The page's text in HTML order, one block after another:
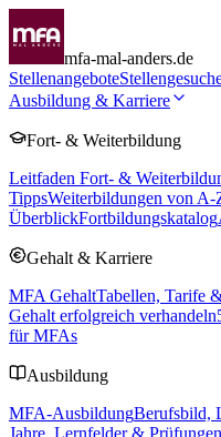
mfa-mal-anders.de
Stellenangebote
Ausbildung & Karriere
Fort- & Weiterbildung
Leitfaden Fort- &
TippsWeiterbildungen von A-
ÜberblickFortbildungskatalog
Gehalt & Karriere
MFA GehaltTabellen, Tarife
Gehalt erfolgreich verhandeln
für MFAs
Ausbildung
MFA-AusbildungBerufsbild,
Jahre, Lernfelder & Prüfungen